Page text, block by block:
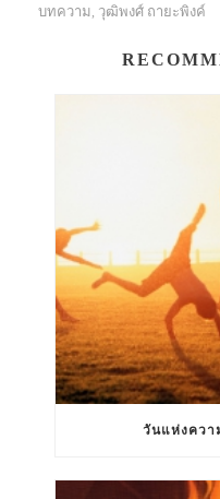
บทความ, วุฒิพงศ์ ถายะพิงค์
วันแห่งควา